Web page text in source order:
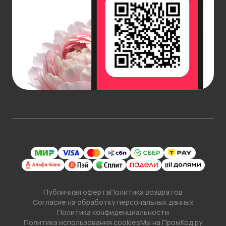
разместить букет, чтобы он сохранял свежесть
максимально долго.
Заказать букет в AzaliaNow
Наши курьеры бережно доставят цветы к метро
Динамо или по любому удобному адресу района.
Мы гарантируем свежесть каждого цветка и
и специальные предложения.
без лишних хлопот - просто выберите цветы в
каталоге, и мы доставим их точно в срок.
удобной, гарантирует высокое качество
обслуживания и доступные цены.
Публичная офертаПолитика возвратов
Согласие на обработку персональных данных
Политика конфиденциальности
Политика использования cookiesМы на ПромКод.ру